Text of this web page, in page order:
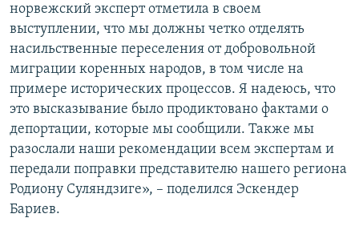
норвежский эксперт отметила в своем
выступлении, что мы должны четко отделять
насильственные переселения от добровольной
миграции коренных народов, в том числе на
примере исторических процессов. Я надеюсь, что
это высказывание было продиктовано фактами о
депортации, которые мы сообщили. Также мы
разослали наши рекомендации всем экспертам и
передали поправки представителю нашего региона
Родиону Суляндзиге», – поделился Эскендер
Бариев.